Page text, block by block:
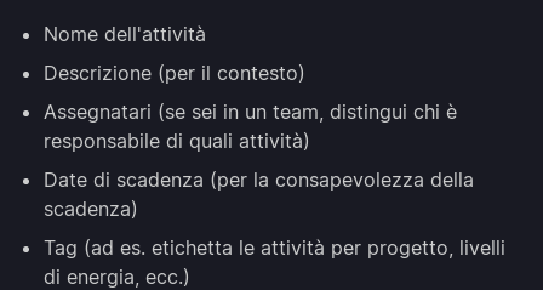
Nome dell'attività
Descrizione (per il contesto)
Assegnatari (se sei in un team, distingui chi è
responsabile di quali attività)
Date di scadenza (per la consapevolezza della
scadenza)
Tag (ad es. etichetta le attività per progetto, livelli
di energia, ecc.)